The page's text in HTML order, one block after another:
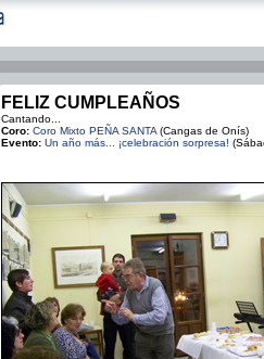
FELIZ CUMPLEAÑOS
Cantando...
Coro: Coro Mixto PEÑA SANTA (Cangas de Onís)
Evento: Un año más... ¡celebración sorpresa!